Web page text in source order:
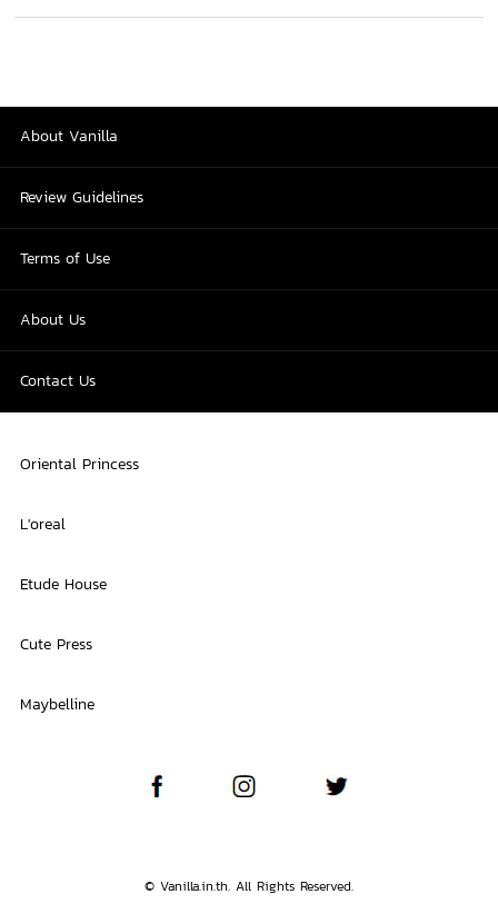
About Vanilla
Review Guidelines
Terms of Use
About Us
Contact Us
Oriental Princess
L'oreal
Etude House
Cute Press
Maybelline
© Vanilla.in.th. All Rights Reserved.